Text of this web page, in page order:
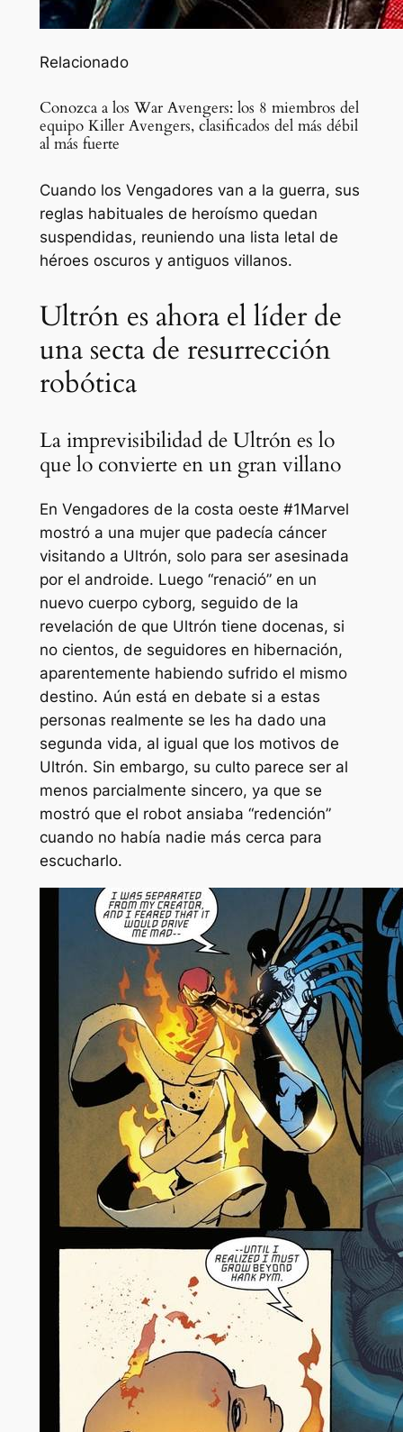
Relacionado
Conozca a los War Avengers: los 8 miembros del
equipo Killer Avengers, clasificados del más débil
al más fuerte
Cuando los Vengadores van a la guerra, sus
reglas habituales de heroísmo quedan
suspendidas, reuniendo una lista letal de
héroes oscuros y antiguos villanos.
Ultrón es ahora el líder de
una secta de resurrección
robótica
La imprevisibilidad de Ultrón es lo
que lo convierte en un gran villano
En Vengadores de la costa oeste #1Marvel
mostró a una mujer que padecía cáncer
visitando a Ultrón, solo para ser asesinada
por el androide. Luego “renació” en un
nuevo cuerpo cyborg, seguido de la
revelación de que Ultrón tiene docenas, si
no cientos, de seguidores en hibernación,
aparentemente habiendo sufrido el mismo
destino. Aún está en debate si a estas
personas realmente se les ha dado una
segunda vida, al igual que los motivos de
Ultrón. Sin embargo, su culto parece ser al
menos parcialmente sincero, ya que se
mostró que el robot ansiaba “redención”
cuando no había nadie más cerca para
escucharlo.